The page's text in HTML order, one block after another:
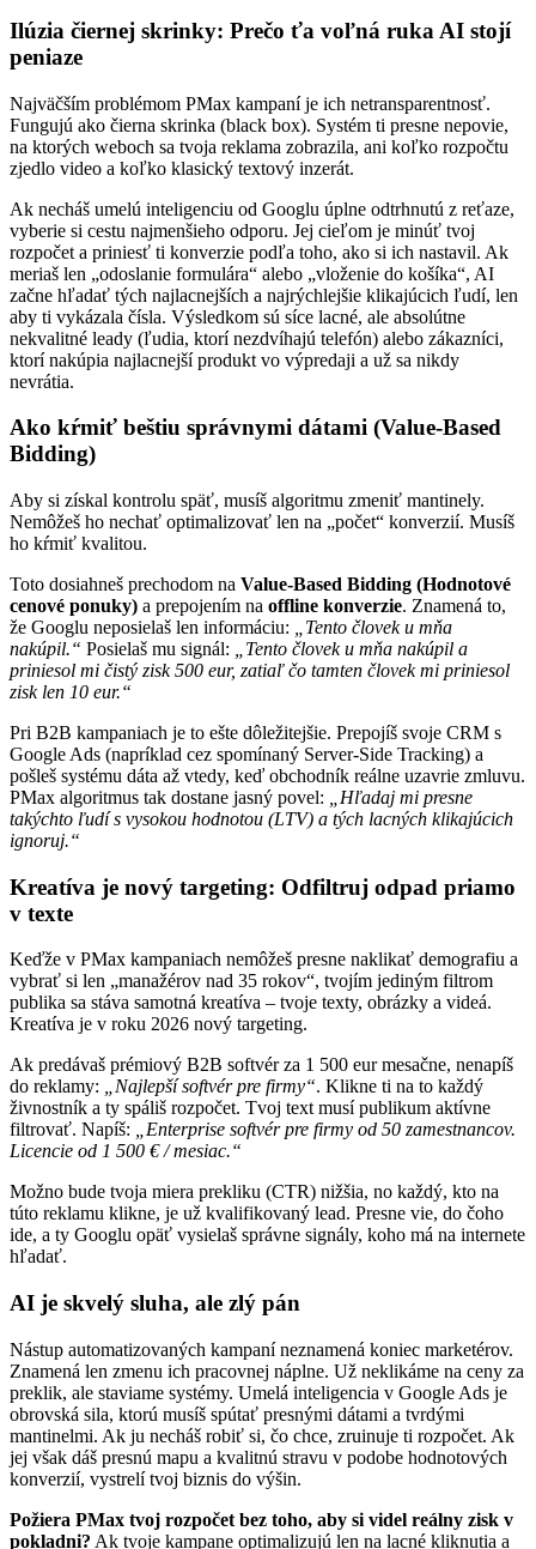
Ilúzia čiernej skrinky: Prečo ťa voľná ruka AI stojí
peniaze
Najväčším problémom PMax kampaní je ich netransparentnosť.
Fungujú ako čierna skrinka (black box). Systém ti presne nepovie,
na ktorých weboch sa tvoja reklama zobrazila, ani koľko rozpočtu
zjedlo video a koľko klasický textový inzerát.
Ak necháš umelú inteligenciu od Googlu úplne odtrhnutú z reťaze,
vyberie si cestu najmenšieho odporu. Jej cieľom je minúť tvoj
rozpočet a priniesť ti konverzie podľa toho, ako si ich nastavil. Ak
meriaš len „odoslanie formulára“ alebo „vloženie do košíka“, AI
začne hľadať tých najlacnejších a najrýchlejšie klikajúcich ľudí, len
aby ti vykázala čísla. Výsledkom sú síce lacné, ale absolútne
nekvalitné leady (ľudia, ktorí nezdvíhajú telefón) alebo zákazníci,
ktorí nakúpia najlacnejší produkt vo výpredaji a už sa nikdy
nevrátia.
Ako kŕmiť beštiu správnymi dátami (Value-Based
Bidding)
Aby si získal kontrolu späť, musíš algoritmu zmeniť mantinely.
Nemôžeš ho nechať optimalizovať len na „počet“ konverzií. Musíš
ho kŕmiť kvalitou.
Toto dosiahneš prechodom na Value-Based Bidding (Hodnotové
cenové ponuky) a prepojením na offline konverzie. Znamená to,
že Googlu neposielaš len informáciu:
„Tento človek u mňa
nakúpil.“ Posielaš mu signál:
„Tento človek u mňa nakúpil a
priniesol mi čistý zisk 500 eur, zatiaľ čo tamten človek mi priniesol
zisk len 10 eur.“
Pri B2B kampaniach je to ešte dôležitejšie. Prepojíš svoje CRM s
Google Ads (napríklad cez spomínaný Server-Side Tracking) a
pošleš systému dáta až vtedy, keď obchodník reálne uzavrie zmluvu.
PMax algoritmus tak dostane jasný povel:
„Hľadaj mi presne
takýchto ľudí s vysokou hodnotou (LTV) a tých lacných klikajúcich
ignoruj.“
Kreatíva je nový targeting: Odfiltruj odpad priamo
v texte
Keďže v PMax kampaniach nemôžeš presne naklikať demografiu a
vybrať si len „manažérov nad 35 rokov“, tvojím jediným filtrom
publika sa stáva samotná kreatíva – tvoje texty, obrázky a videá.
Kreatíva je v roku 2026 nový targeting.
Ak predávaš prémiový B2B softvér za 1 500 eur mesačne, nenapíš
do reklamy:
„Najlepší softvér pre firmy“. Klikne ti na to každý
živnostník a ty spáliš rozpočet. Tvoj text musí publikum aktívne
filtrovať. Napíš:
„Enterprise softvér pre firmy od 50 zamestnancov.
Licencie od 1 500 € / mesiac.“
Možno bude tvoja miera prekliku (CTR) nižšia, no každý, kto na
túto reklamu klikne, je už kvalifikovaný lead. Presne vie, do čoho
ide, a ty Googlu opäť vysielaš správne signály, koho má na internete
hľadať.
AI je skvelý sluha, ale zlý pán
Nástup automatizovaných kampaní neznamená koniec marketérov.
Znamená len zmenu ich pracovnej náplne. Už neklikáme na ceny za
preklik, ale staviame systémy. Umelá inteligencia v Google Ads je
obrovská sila, ktorú musíš spútať presnými dátami a tvrdými
mantinelmi. Ak ju necháš robiť si, čo chce, zruinuje ti rozpočet. Ak
jej však dáš presnú mapu a kvalitnú stravu v podobe hodnotových
konverzií, vystrelí tvoj biznis do výšin.
Požiera PMax tvoj rozpočet bez toho, aby si videl reálny zisk v
pokladni? Ak tvoje kampane optimalizujú len na lacné kliknutia a